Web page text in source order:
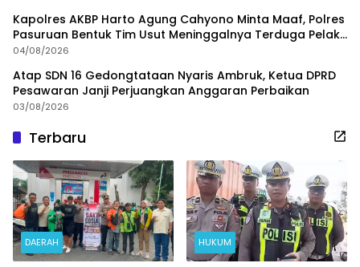
Kapolres AKBP Harto Agung Cahyono Minta Maaf, Polres
Pasuruan Bentuk Tim Usut Meninggalnya Terduga Pelaku
Judi Online
04/08/2026
Atap SDN 16 Gedongtataan Nyaris Ambruk, Ketua DPRD
Pesawaran Janji Perjuangkan Anggaran Perbaikan
03/08/2026
Terbaru
DAERAH HUKUM